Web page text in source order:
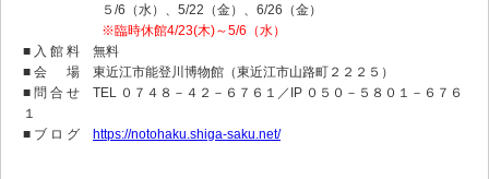
５/6（水）、5/22（金）、6/26（金）
※臨時休館4/23(木)～5/6（水）
■ 入 館 料 無料
■ 会 場 東近江市能登川博物館（東近江市山路町２２２５）
■ 問 合 せ TEL ０７４８－４２－６７６１／IP ０５０－５８０１－６７６
１
■ ブ ロ グ https://notohaku.shiga-saku.net/